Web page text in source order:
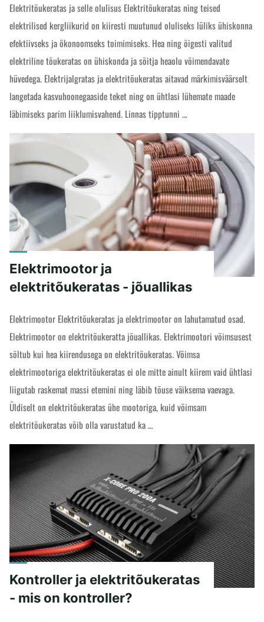
Elektritõukeratas ja selle olulisus Elektritõukeratas ning teised
elektrilised kergliikurid on kiiresti muutunud oluliseks lüliks ühiskonna
efektiivseks ja ökonoomseks toimimiseks. Hea ning õigesti valitud
elektriline tõukeratas on ühiskonda ja sõitja heaolu võimendavate
hüvedega. Elektrijalgratas ja elektritõukeratas aitavad märkimisväärselt
langetada kasvuhoonegaaside teket ning on ühtlasi lühemate maade
läbimiseks parim liiklumisvahend. Linnas tipptunni …
ja
regulatsioonide
negatiivne
mõju"
Elektrimootor ja
elektritõukeratas - jõuallikas
Elektrimootor Elektritõukeratas ja elektrimootor on lahutamatud osad.
Elektrimootor on elektritõukeratta jõuallikas. Elektrimootori võimsusest
sõltub kui hea kiirendusega on elektritõukeratas. Võimsa
elektrimootoriga elektritõukeratas ei ole mitte ainult kiirem vaid ühtlasi
liigutab raskemat massi etemini ning läbib tõuse väiksema vaevaga.
Üldiselt on elektritõukeratas ühe mootoriga, kuid võimsam
elektritõukeratas võib olla varustatud ka …
READ MORE"Elektrimootor
ja
elektritõukeratas
-
jõuallikas"
Kontroller ja elektritõukeratas
- mis on kontroller?